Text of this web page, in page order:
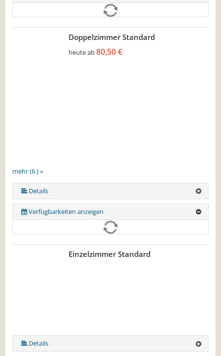
mehr (6 ) »
mehr (6 ) »
mehr (6 ) »
Doppelzimmer Standard
heute ab80,50 €
Details
Verfügbarkeiten anzeigen
Einzelzimmer Standard
Details